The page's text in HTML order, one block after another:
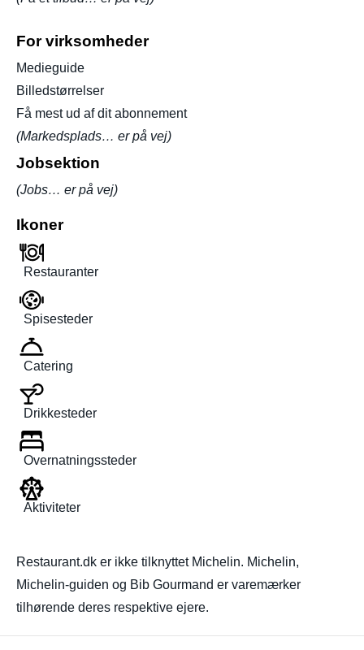
For virksomheder
Medieguide
Billedstørrelser
Få mest ud af dit abonnement
(Markedsplads… er på vej)
Jobsektion
(Jobs… er på vej)
Ikoner
Restauranter
Spisesteder
Catering
Drikkesteder
Overnatningssteder
Aktiviteter
Restaurant.dk er ikke tilknyttet Michelin. Michelin,
Michelin-guiden og Bib Gourmand er varemærker
tilhørende deres respektive ejere.